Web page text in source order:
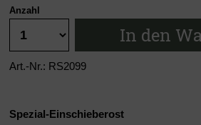
Anzahl
In den
Art.-Nr.: RS2099
Spezial-Einschieberost